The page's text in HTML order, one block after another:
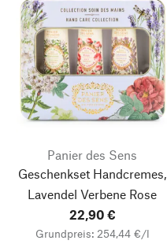
Panier des Sens
Geschenkset Handcremes,
Lavendel Verbene Rose
22,90 €
Grundpreis: 254,44 €/l